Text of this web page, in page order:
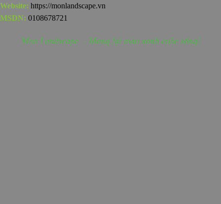
Website: https://monlandscape.vn
MSDN: 0108678721
Mon Landscape - Mang lại màu xanh cuộc sống!